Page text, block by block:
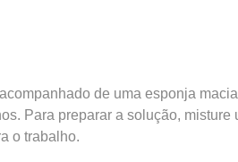
de uma esponja
Para preparar a solução, misture
o trabalho.